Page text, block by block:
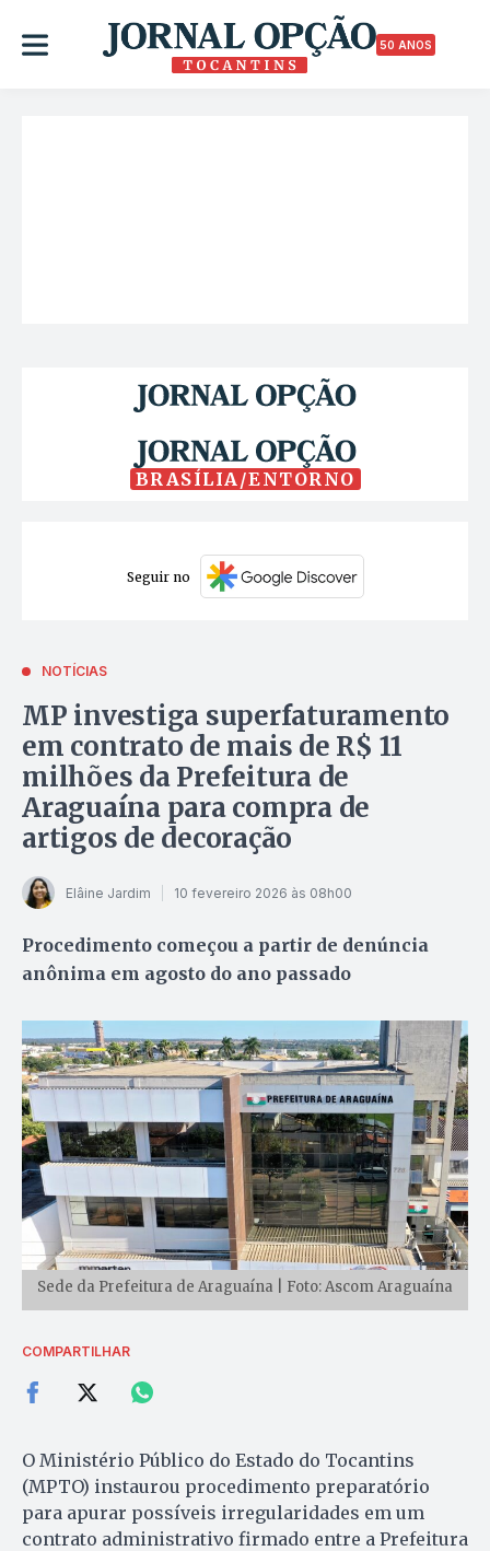
50 ANOS
BRASÍLIA/ENTORNO
Seguir no
NOTÍCIAS
MP investiga superfaturamento
em contrato de mais de R$ 11
milhões da Prefeitura de
Araguaína para compra de
artigos de decoração
Elâine Jardim 10 fevereiro 2026 às 08h00
Procedimento começou a partir de denúncia
anônima em agosto do ano passado
Sede da Prefeitura de Araguaína | Foto: Ascom Araguaína
COMPARTILHAR
O Ministério Público do Estado do Tocantins
(MPTO) instaurou procedimento preparatório
para apurar possíveis irregularidades em um
contrato administrativo firmado entre a Prefeitura